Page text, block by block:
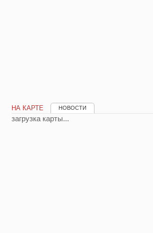
НА КАРТЕ НОВОСТИ
загрузка карты...